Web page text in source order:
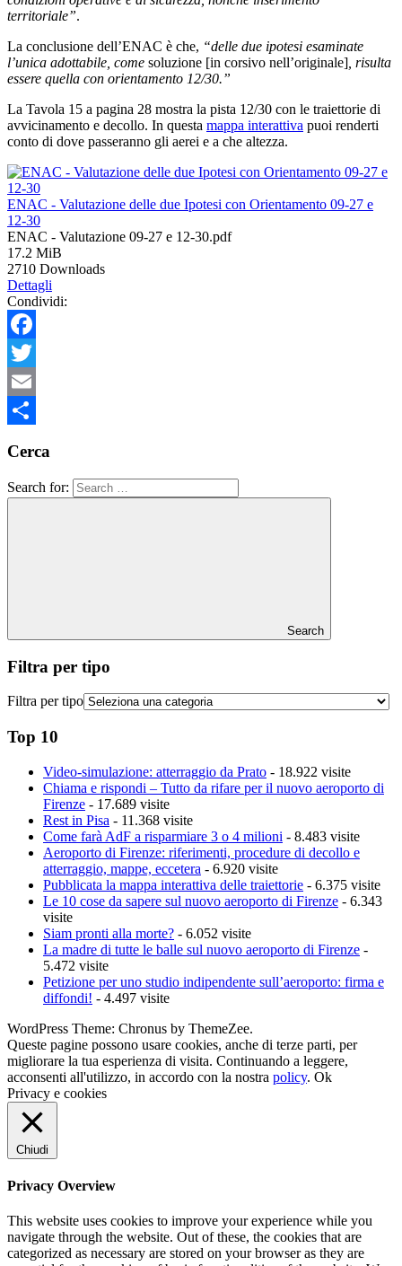
territoriale”.
La conclusione dell’ENAC è che, “delle due ipotesi esaminate
l’unica adottabile, come soluzione [in corsivo nell’originale], risulta
essere quella con orientamento 12/30.”
La Tavola 15 a pagina 28 mostra la pista 12/30 con le traiettorie di
avvicinamento e decollo. In questa mappa interattiva puoi renderti
conto di dove passeranno gli aerei e a che altezza.
ENAC - Valutazione delle due Ipotesi con Orientamento 09-27 e
12-30
ENAC - Valutazione 09-27 e 12-30.pdf
17.2 MiB
2710 Downloads
Dettagli
Condividi:
Facebook
Twitter
Email
Cerca
Search for:
Search
Filtra per tipo
Filtra per tipo
Top 10
Video-simulazione: atterraggio da Prato - 18.922 visite
Chiama e rispondi – Tutto da rifare per il nuovo aeroporto di
Firenze - 17.689 visite
Rest in Pisa - 11.368 visite
Come farà AdF a risparmiare 3 o 4 milioni - 8.483 visite
Aeroporto di Firenze: riferimenti, procedure di decollo e
atterraggio, mappe, eccetera - 6.920 visite
Pubblicata la mappa interattiva delle traiettorie - 6.375 visite
Le 10 cose da sapere sul nuovo aeroporto di Firenze - 6.343
visite
Siam pronti alla morte? - 6.052 visite
La madre di tutte le balle sul nuovo aeroporto di Firenze -
5.472 visite
Petizione per uno studio indipendente sull’aeroporto: firma e
diffondi! - 4.497 visite
WordPress Theme: Chronus by ThemeZee.
Queste pagine possono usare cookies, anche di terze parti, per
migliorare la tua esperienza di visita. Continuando a leggere,
acconsenti all'utilizzo, in accordo con la nostra policy. Ok
Privacy e cookies
Chiudi
Privacy Overview
This website uses cookies to improve your experience while you
navigate through the website. Out of these, the cookies that are
categorized as necessary are stored on your browser as they are